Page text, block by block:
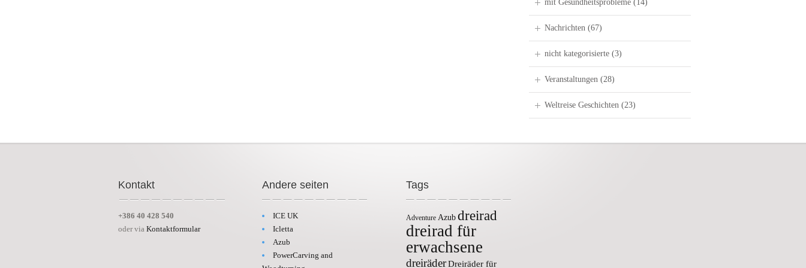
mit Gesundheitsprobleme (14)
Nachrichten (67)
nicht kategorisierte (3)
Veranstaltungen (28)
Weltreise Geschichten (23)
Kontakt
+386 40 428 540
oder via Kontaktformular
Andere seiten
ICE UK
Icletta
Azub
PowerCarving and
Tags
Adventure Azubdreirad
dreirad für
erwachsene
dreiräderDreiräder für